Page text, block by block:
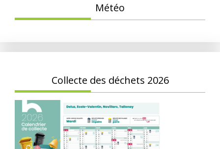
Météo
Collecte des déchets 2026